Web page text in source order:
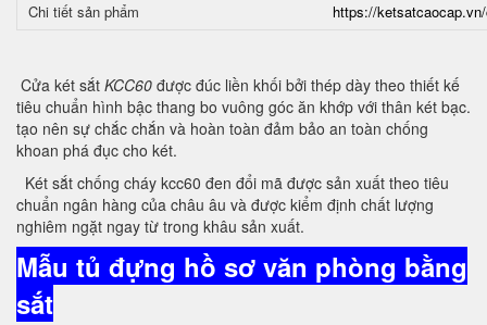
Chi tiết sản phẩm
https://
Cửa két sắt KCC60 được đúc liền khối bởi thép dày theo thiết kế
tiêu chuẩn hình bậc thang bo vuông góc ăn khớp với thân két bạc.
tạo nên sự chắc chắn và hoàn toàn đảm bảo an toàn chống
khoan phá đục cho két.
Két sắt chống cháy kcc60 đen đổi mã được sản xuất theo tiêu
chuẩn ngân hàng của châu âu và được kiểm định chất lượng
nghiêm ngặt ngay từ trong khâu sản xuất.
Mẫu tủ đựng hồ sơ văn phòng bằng
sắt